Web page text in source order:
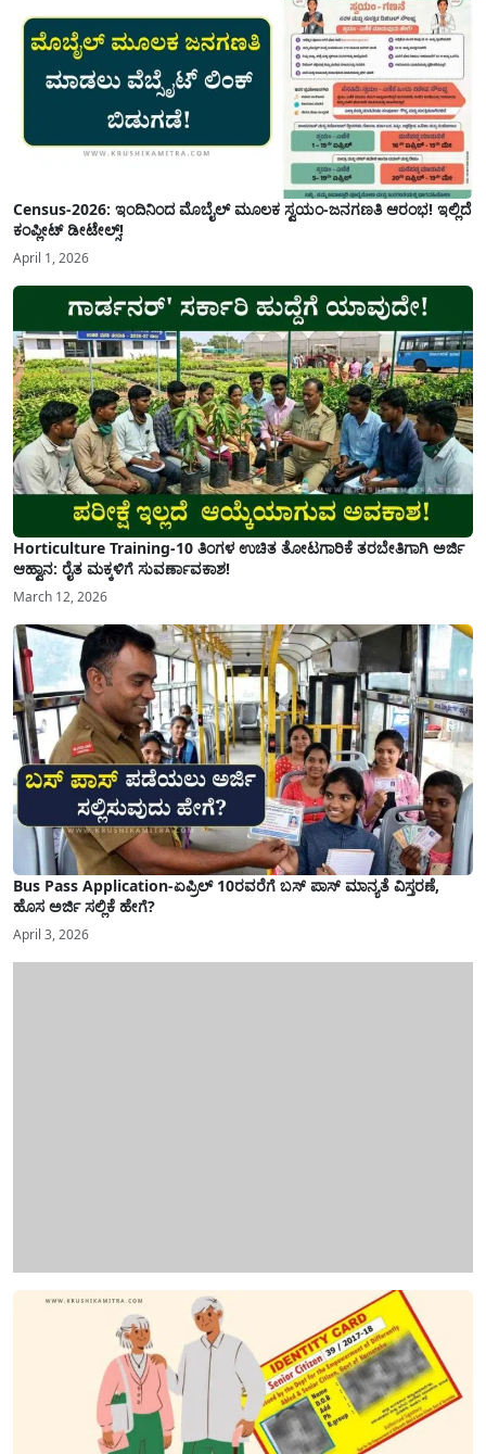
Census-2026: ಇಂದಿನಿಂದ ಮೊಬೈಲ್ ಮೂಲಕ ಸ್ವಯಂ-ಜನಗಣತಿ ಆರಂಭ! ಇಲ್ಲಿದೆ
ಕಂಪ್ಲೀಟ್ ಡೀಟೇಲ್ಸ್!
April 1, 2026
Horticulture Training-10 ತಿಂಗಳ ಉಚಿತ ತೋಟಗಾರಿಕೆ ತರಬೇತಿಗಾಗಿ ಅರ್ಜಿ
ಆಹ್ವಾನ: ರೈತ ಮಕ್ಕಳಿಗೆ ಸುವರ್ಣಾವಕಾಶ!
March 12, 2026
Bus Pass Application-ಏಪ್ರಿಲ್ 10ರವರೆಗೆ ಬಸ್ ಪಾಸ್ ಮಾನ್ಯತೆ ವಿಸ್ತರಣೆ,
ಹೊಸ ಅರ್ಜಿ ಸಲ್ಲಿಕೆ ಹೇಗೆ?
April 3, 2026